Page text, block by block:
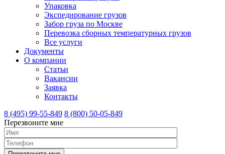
Упаковка
Экспедирование грузов
Забор груза по Москве
Перевозка сборных температурных грузов
Все услуги
Документы
О компании
Статьи
Вакансии
Заявка
Контакты
8 (495) 99-55-849 8 (800) 50-05-849
Перезвоните мне